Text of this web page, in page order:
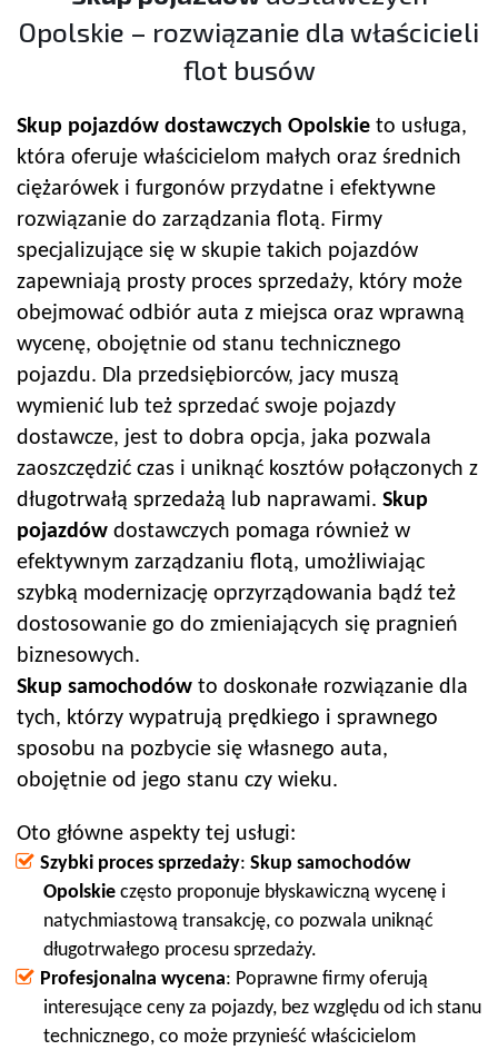
Opolskie – rozwiązanie dla właścicieli
flot busów
Skup pojazdów dostawczych Opolskie to usługa,
która oferuje właścicielom małych oraz średnich
ciężarówek i furgonów przydatne i efektywne
rozwiązanie do zarządzania flotą. Firmy
specjalizujące się w skupie takich pojazdów
zapewniają prosty proces sprzedaży, który może
obejmować odbiór auta z miejsca oraz wprawną
wycenę, obojętnie od stanu technicznego
pojazdu. Dla przedsiębiorców, jacy muszą
wymienić lub też sprzedać swoje pojazdy
dostawcze, jest to dobra opcja, jaka pozwala
zaoszczędzić czas i uniknąć kosztów połączonych z
długotrwałą sprzedażą lub naprawami. Skup
pojazdów dostawczych pomaga również w
efektywnym zarządzaniu flotą, umożliwiając
szybką modernizację oprzyrządowania bądź też
dostosowanie go do zmieniających się pragnień
biznesowych.
Skup samochodów to doskonałe rozwiązanie dla
tych, którzy wypatrują prędkiego i sprawnego
sposobu na pozbycie się własnego auta,
obojętnie od jego stanu czy wieku.
Oto główne aspekty tej usługi:
Szybki proces sprzedaży: Skup samochodów
Opolskie często proponuje błyskawiczną wycenę i
natychmiastową transakcję, co pozwala uniknąć
długotrwałego procesu sprzedaży.
Profesjonalna wycena: Poprawne firmy oferują
interesujące ceny za pojazdy, bez względu od ich stanu
technicznego, co może przynieść właścicielom